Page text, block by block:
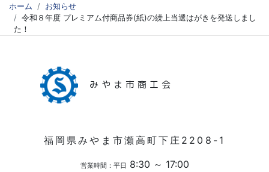
ホーム
お知らせ
令和８年度 プレミアム付商品券(紙)の繰上当選はがきを発送しまし
た！
みやま市商工会
福岡県みやま市瀬高町下庄2208-1
営業時間：平日 8:30 ～ 17:00